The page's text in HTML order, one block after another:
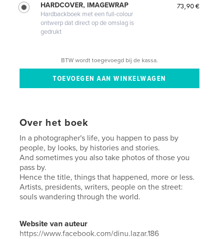
HARDCOVER, IMAGEWRAP
Hardbackboek met een full-colour
ontwerp dat direct op de omslag is
gedrukt
73,90 €
BTW wordt toegevoegd bij de kassa.
Over het boek
In a photographer's life, you happen to pass by
people, by looks, by histories and stories.
And sometimes you also take photos of those you
pass by.
Hence the title, things that happened, more or less.
Artists, presidents, writers, people on the street:
souls wandering through the world.
Website van auteur
https://www.facebook.com/dinu.lazar.186